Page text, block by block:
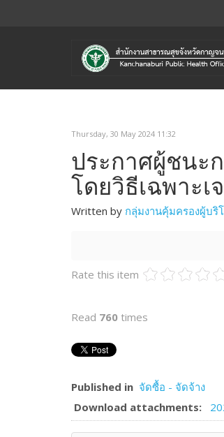
Thursday, 30 May 2024 11:32
ประกาศผู้ชนะ
โดยวิธีเฉพาะเ
Written by กลุ่มงานคุ้มครองผู้บริ
Rate this item
Read 760 times
Published in จัดซื้อ - จัดจ้าง
Download attachments: